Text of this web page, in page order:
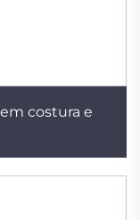
costura e